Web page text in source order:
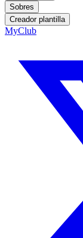
Sobres
Creador plantilla
MyClub